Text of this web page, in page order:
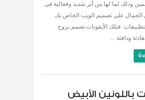
وذلك لما لها من أثر شديد وفعالية فى
الجمال على تصميم الويب الخاص بك
فتلك الأيقونات تصمم بروح
ودافئة ...
باللونين الأبيض